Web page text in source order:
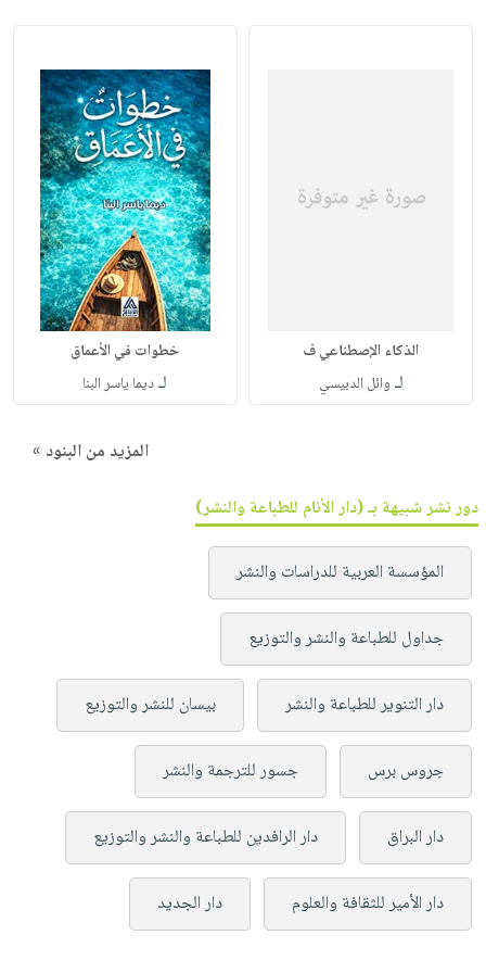
الذكاء الإصطناعي ف
لـ وائل الدبيسي
خطوات في الأعماق
لـديما ياسر البنا
المزيد من البنود »
دور نشر شبيهة بـ (دار الأنام للطباعة والنشر)
المؤسسة العربية للدراسات والنشر
جداول للطباعة والنشر والتوزيع
دار التنوير للطباعة والنشر بيسان للنشر والتوزيع
جروس برس جسور للترجمة والنشر
دار البراق دار الرافدين للطباعة والنشر والتوزيع
دار الأمير للثقافة والعلوم دار الجديد